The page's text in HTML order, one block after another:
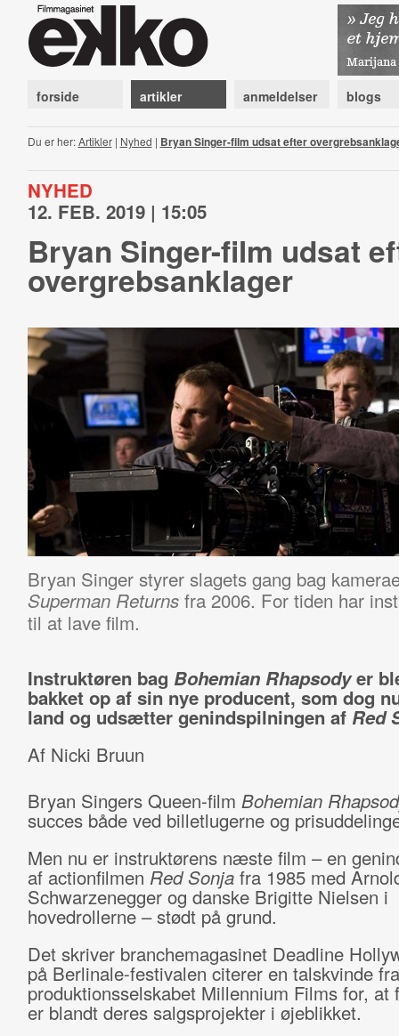
forside artikler anmeldelser blogs
Du er her:Artikler| Nyhed | Bryan Singer-film udsat efter
NYHED
12. FEB. 2019 | 15:05
Bryan Singer-film udsat
overgrebsanklager
Bryan Singer styrer slagets gang bag
Superman Returnsfra 2006. For tiden har
til at lave film.
Instruktøren bag Bohemian Rhapsodyer
bakket op af sin nye producent, som dog
land og udsætter genindspilningen af Red
Af Nicki Bruun
Bryan Singers Queen-film Bohemian
succes både ved billetlugerne og
Men nu er instruktørens næste film – en
af actionfilmen Red Sonjafra 1985 med
Schwarzenegger og danske Brigitte Nielsen i
hovedrollerne – stødt på grund.
Det skriver branchemagasinet Deadline
på Berlinale-festivalen citerer en talskvinde fra
produktionsselskabet Millennium Films for, at
er blandt deres salgsprojekter i øjeblikket.